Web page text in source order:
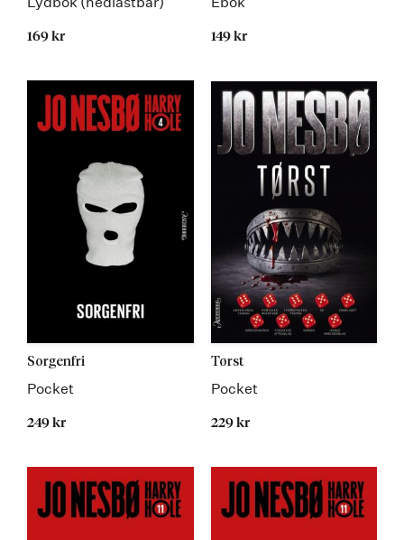
169 kr 149 kr
Sorgenfri
Pocket
249 kr
Tørst
Pocket
229 kr